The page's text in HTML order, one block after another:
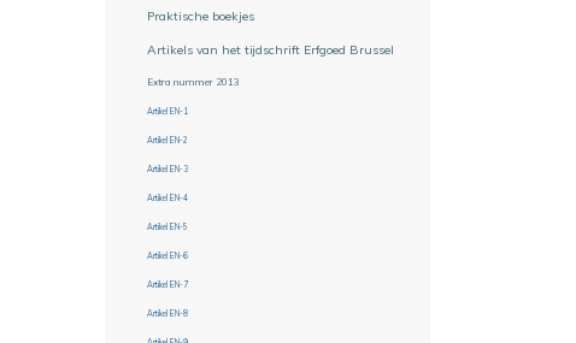
Praktische boekjes
Artikels van het tijdschrift Erfgoed Brussel
Extra nummer 2013
Artikel EN-1
Artikel EN-2
Artikel EN-3
Artikel EN-4
Artikel EN-5
Artikel EN-6
Artikel EN-7
Artikel EN-8